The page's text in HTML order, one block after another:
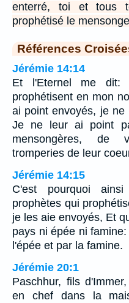
enterré, toi et tous
prophétisé le
Références
Jérémie 14:14
Et l'Eternel me dit:
prophétisent en mon
ai point envoyés, je ne
Je ne leur ai point
mensongères, de
tromperies de leur
Jérémie 14:15
C'est pourquoi
prophètes qui
je les aie envoyés, Et
pays ni épée ni
l'épée et par la famine.
Jérémie 20:1
Paschhur, fils
en chef dans la